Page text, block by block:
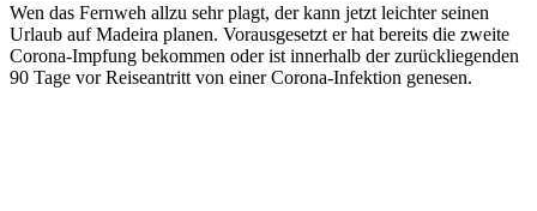
Wen das Fernweh allzu sehr plagt, der kann jetzt leichter seinen
Urlaub auf Madeira planen. Vorausgesetzt er hat bereits die zweite
Corona-Impfung bekommen oder ist innerhalb der zurückliegenden
90 Tage vor Reiseantritt von einer Corona-Infektion genesen.